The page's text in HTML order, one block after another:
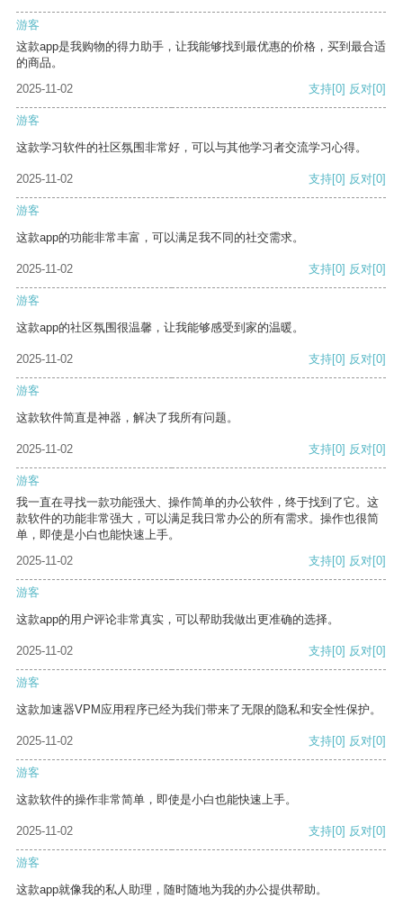
游客
这款app是我购物的得力助手，让我能够找到最优惠的价格，买到最合适
的商品。
2025-11-02
支持[0] 反对[0]
游客
这款学习软件的社区氛围非常好，可以与其他学习者交流学习心得。
2025-11-02 支持[0] 反对[0]
游客
这款app的功能非常丰富，可以满足我不同的社交需求。
2025-11-02 支持[0] 反对[0]
游客
这款app的社区氛围很温馨，让我能够感受到家的温暖。
2025-11-02 支持[0] 反对[0]
游客
这款软件简直是神器，解决了我所有问题。
2025-11-02 支持[0] 反对[0]
游客
我一直在寻找一款功能强大、操作简单的办公软件，终于找到了它。这
款软件的功能非常强大，可以满足我日常办公的所有需求。操作也很简
单，即使是小白也能快速上手。
2025-11-02
支持[0] 反对[0]
游客
这款app的用户评论非常真实，可以帮助我做出更准确的选择。
2025-11-02 支持[0] 反对[0]
游客
这款加速器VPM应用程序已经为我们带来了无限的隐私和安全性保护。
2025-11-02 支持[0] 反对[0]
游客
这款软件的操作非常简单，即使是小白也能快速上手。
2025-11-02 支持[0] 反对[0]
游客
这款app就像我的私人助理，随时随地为我的办公提供帮助。